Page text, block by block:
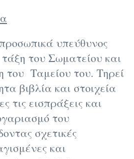
υπεύθυνος
τάξη του Σωματείου και
του Ταμείου του. Τηρεί
βιβλία και στοιχεία
τις εισπράξεις και
του
σχετικές
και